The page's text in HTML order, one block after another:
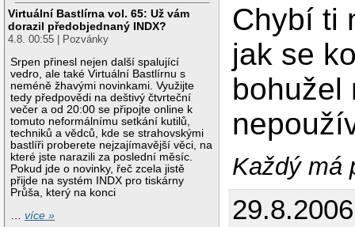
Virtuální Bastlírna vol. 65: Už vám
dorazil předobjednaný INDX?
4.8. 00:55 | Pozvánky
Srpen přinesl nejen další spalující
vedro, ale také Virtuální Bastlírnu s
neméně žhavými novinkami. Využijte
tedy předpovědi na deštivý čtvrteční
večer a od 20:00 se připojte online k
tomuto neformálnímu setkání kutilů,
techniků a vědců, kde se strahovskými
bastlíři proberete nejzajímavější věci, na
které jste narazili za poslední měsíc.
Pokud jde o novinky, řeč zcela jistě
přijde na systém INDX pro tiskárny
Průša, který na konci
…více »
Chybí ti
jak se
bohužel
Každý má